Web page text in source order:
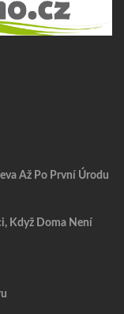
Až Po První Úrodu
Když Doma Není